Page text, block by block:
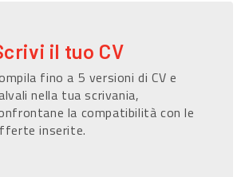
il tuo CV
fino a 5 versioni di CV e
nella tua scrivania,
la compatibilità con le
inserite.